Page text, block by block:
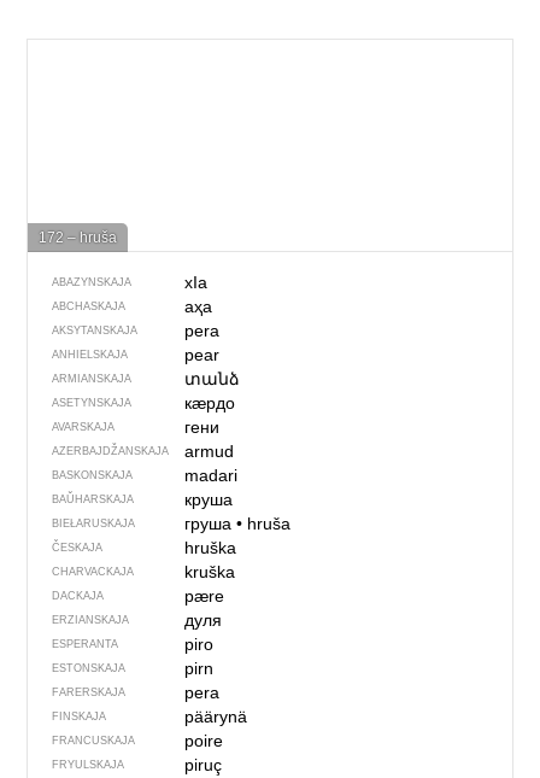
172 – hruša
ABAZYNSKAJA xIа
ABCHASKAJA аҳа
AKSYTANSKAJA pera
ANHIELSKAJA pear
ARMIANSKAJA տանձ
ASETYNSKAJA кӕрдо
AVARSKAJA гени
AZERBAJDŽAN­SKAJA armud
BASKONSKAJA madari
BAŬHARSKAJA круша
BIEŁARUSKAJA груша• hruša
ČESKAJA hruška
CHARVACKAJA kruška
DACKAJA pære
ERZIANSKAJA дуля
ESPERANTA piro
ESTONSKAJA pirn
FARERSKAJA pera
FINSKAJA päärynä
FRANCUSKAJA poire
FRYULSKAJA piruç